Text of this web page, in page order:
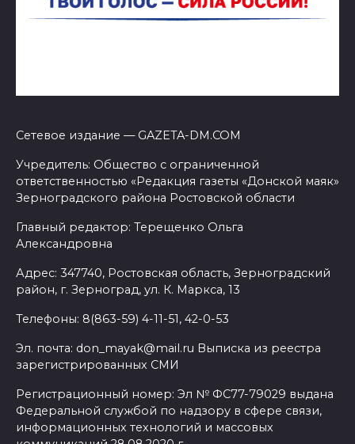
Сетевое издание — GAZETA-DM.COM
Учредитель: Общество с ограниченной
ответственностью «Редакция газеты «Донской маяк»
Зерноградского района Ростовской области
Главный редактор: Терещенко Ольга
Александровна
Адрес: 347740, Ростовская область, Зерноградский
район, г. Зерноград, ул. К. Маркса, 13
Телефоны: 8(863-59) 4-11-51, 42-0-53
Эл. почта: don_mayak@mail.ru Выписка из реестра
зарегистрированных СМИ
Регистрационный номер: Эл № ФС77-79029 выдана
Федеральной службой по надзору в сфере связи,
информационных технологий и массовых